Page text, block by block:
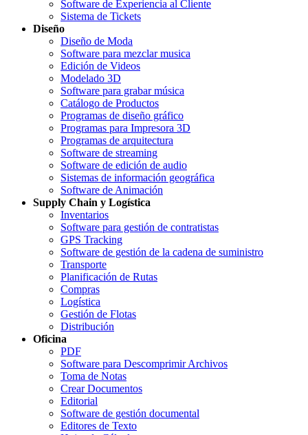
Software de Experiencia al Cliente
Sistema de Tickets
Diseño
Diseño de Moda
Software para mezclar musica
Edición de Videos
Modelado 3D
Software para grabar música
Catálogo de Productos
Programas de diseño gráfico
Programas para Impresora 3D
Programas de arquitectura
Software de streaming
Software de edición de audio
Sistemas de información geográfica
Software de Animación
Supply Chain y Logística
Inventarios
Software para gestión de contratistas
GPS Tracking
Software de gestión de la cadena de suministro
Transporte
Planificación de Rutas
Compras
Logística
Gestión de Flotas
Distribución
Oficina
PDF
Software para Descomprimir Archivos
Toma de Notas
Crear Documentos
Editorial
Software de gestión documental
Editores de Texto